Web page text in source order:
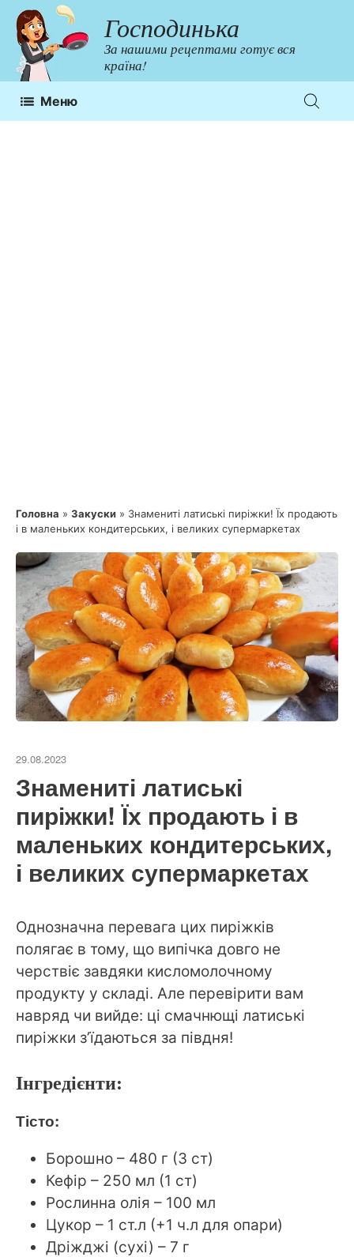
Перейти
до
контенту
Господинька
За нашими рецептами готує вся
країна!
Меню
Головна » Закуски » Знамениті латиські пиріжки! Їх продають
і в маленьких кондитерських, і великих супермаркетах
29.08.2023
Знамениті латиські
пиріжки! Їх продають і в
маленьких кондитерських,
і великих супермаркетах
Однозначна перевага цих пиріжків
полягає в тому, що випічка довго не
черствіє завдяки кисломолочному
продукту у складі. Але перевірити вам
навряд чи вийде: ці смачнющі латиські
пиріжки з’їдаються за півдня!
Інгредієнти:
Тісто:
Борошно – 480 г (3 ст)
Кефір – 250 мл (1 ст)
Рослинна олія – 100 мл
Цукор – 1 ст.л (+1 ч.л для опари)
Дріжджі (сухі) – 7 г